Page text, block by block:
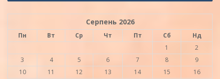
Серпень 2026
Пн Вт Ср Чт Пт Сб
Нд
1
2
3
4 5 6 7 8
9
10
11 12 13 14 15
16